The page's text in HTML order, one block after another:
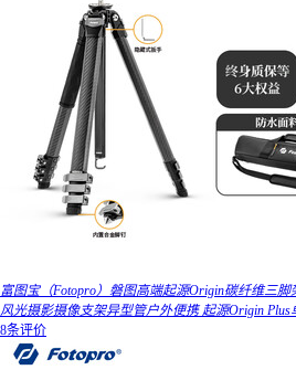
富图宝（Fotopro）磐图高端起源Origin碳纤维三
风光摄影摄像支架异型管户外便携 起源Origin Plus
8条评价